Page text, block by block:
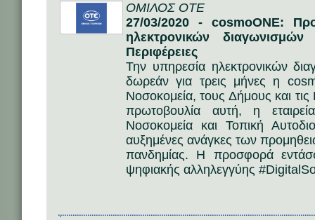
ΟΜΙΛΟΣ ΟΤΕ
27/03/2020 - cosmoONE:
ηλεκτρονικών
Περιφέρειες
Την υπηρεσία ηλεκτρονικών
δωρεάν για τρεις μήνες η
Νοσοκομεία, τους Δήμους και
πρωτοβουλία αυτή, η
Νοσοκομεία και Τοπική
αυξημένες ανάγκες των
πανδημίας. Η προσφορά
ψηφιακής αλληλεγγύης